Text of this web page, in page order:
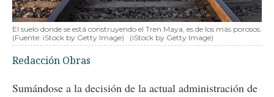
El suelo donde se está construyendo el Tren Maya, es de los más porosos.
(Fuente: iStock by Getty Image)
(iStock by Getty Image)
Redacción Obras
Sumándose a la decisión de la actual administración de